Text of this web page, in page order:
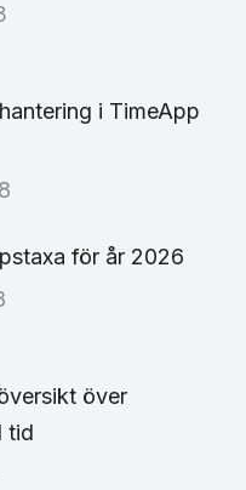
i TimeApp
för år 2026
över
tid